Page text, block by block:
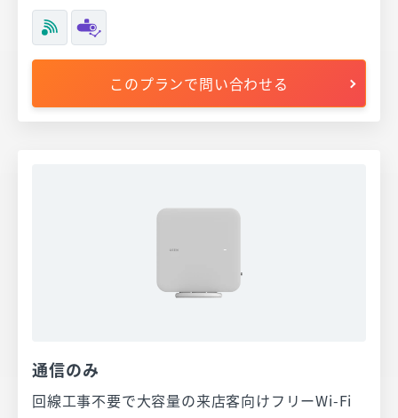
このプランで問い合わせる
通信のみ
回線工事不要で大容量の来店客向けフリーWi-Fi